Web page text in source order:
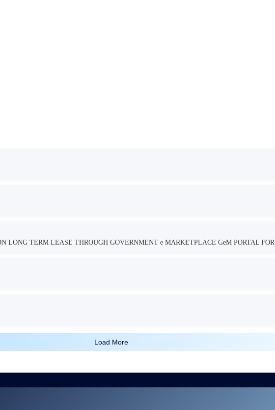
LONG TERM LEASE THROUGH GOVERNMENT e MARKETPLACE GeM PORTAL FOR
Load More